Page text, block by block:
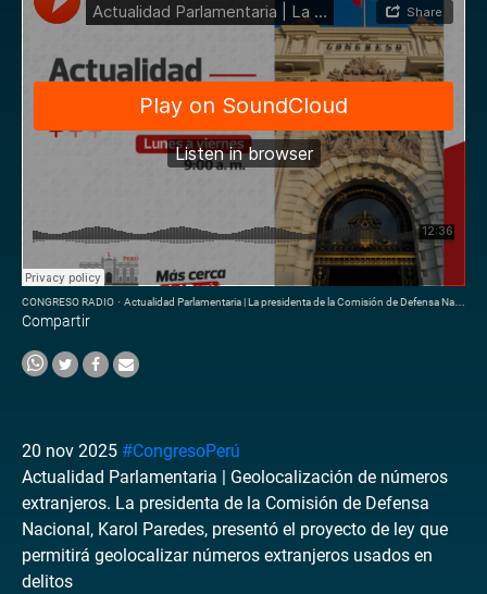
CONGRESO RADIO · Actualidad Parlamentaria | La presidenta de la Comisión de Defensa Nacional, Karol Paredes
Compartir
20 nov 2025 #CongresoPerú
Actualidad Parlamentaria | Geolocalización de números
extranjeros. La presidenta de la Comisión de Defensa
Nacional, Karol Paredes, presentó el proyecto de ley que
permitirá geolocalizar números extranjeros usados en
delitos